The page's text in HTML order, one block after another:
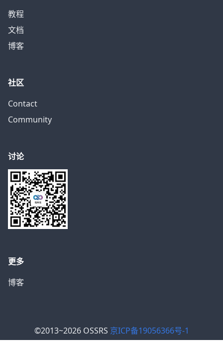
教程
文档
博客
社区
Contact
Community
讨论
更多
博客
©2013~2026 OSSRS 京ICP备19056366号-1